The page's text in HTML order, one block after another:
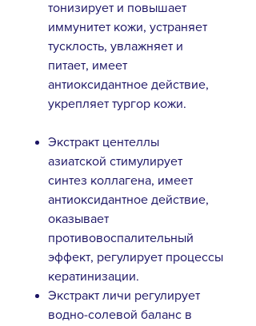
тонизирует и повышает
иммунитет кожи, устраняет
тусклость, увлажняет и
питает, имеет
антиоксидантное действие,
укрепляет тургор кожи.
Экстракт центеллы
азиатской стимулирует
синтез коллагена, имеет
антиоксидантное действие,
оказывает
противовоспалительный
эффект, регулирует процессы
кератинизации.
Экстракт личи регулирует
водно-солевой баланс в